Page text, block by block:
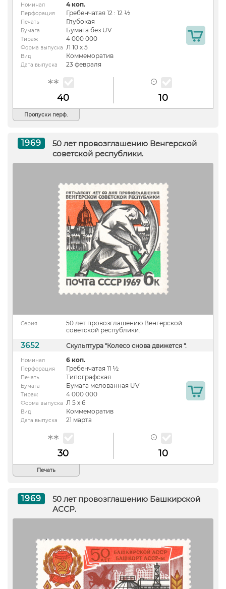
Номинал 4 коп.
Перфорация Гребенчатая 12 : 12 ½
Печать Глубокая
Бумага Бумага без UV
Тираж 4 000 000
Форма выпуска Л 10 х 5
Вид Коммеморатив
Дата выпуска 23 февраля
40 10
Пропуски перф.
1969
50 лет провозглашению Венгерской
советской республики.
Серия
50 лет провозглашению Венгерской
советской республики.
3652 Скульптура "Колесо снова движется ".
Номинал 6 коп.
Перфорация Гребенчатая 11 ½
Печать Типографская
Бумага Бумага мелованная UV
Тираж 4 000 000
Форма выпуска Л 5 х 6
Вид Коммеморатив
Дата выпуска 21 марта
30 10
Печать
1969
50 лет провозглашению Башкирской
АССР.